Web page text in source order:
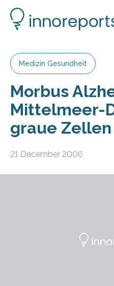
Medizin Gesundheit
Morbus
Mittelmeer-
graue
21 December 2006